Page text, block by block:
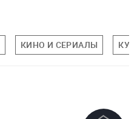
КИНО И СЕРИАЛЫ